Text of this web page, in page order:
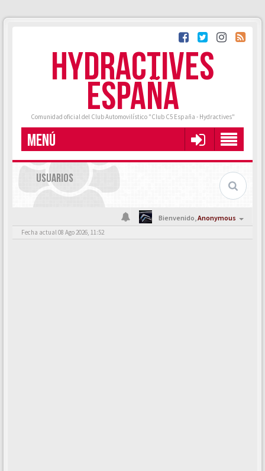
HYDRACTIVES
ESPAÑA
Comunidad oficial del Club Automovilístico "Club C5 España - Hydractives"
MENÚ
USUARIOS
Bienvenido,Anonymous
Fecha actual 08 Ago 2026, 11:52